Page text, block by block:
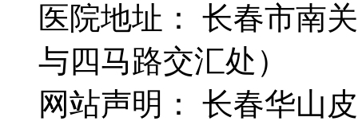
医院地址： 长春市南
与四马路交汇处）
网站声明： 长春华山